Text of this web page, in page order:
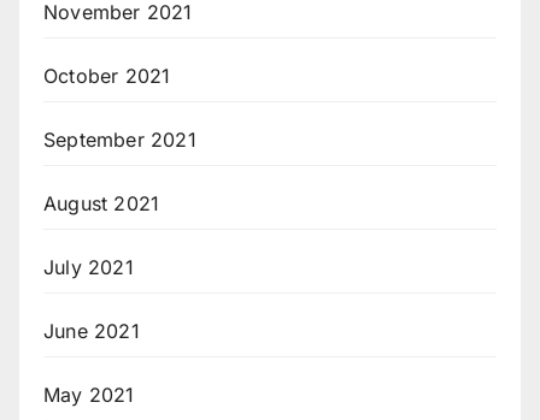
November 2021
October 2021
September 2021
August 2021
July 2021
June 2021
May 2021